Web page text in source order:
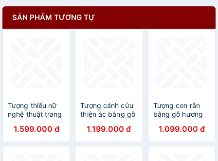
SẢN PHẨM TƯƠNG TỰ
Tượng thiếu nữ
nghệ thuật trang
hương kt cao
40cm
1.599.000 đ
Tượng cánh cửu
thiện ác bằng gỗ
khối kt
24×25×7cm
1.199.000 đ
Tượng con rắn
bằng gỗ hương
1.099.000 đ